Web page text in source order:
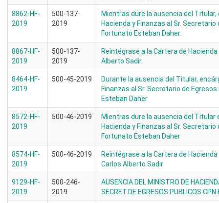
8862-HF-
2019
500-137-
2019
Mientras dure la ausencia del
Hacienda y Finanzas al Sr. Secretario
Fortunato Esteban Daher.
8867-HF-
2019
500-137-
2019
Reintégrase a la Cartera de
Alberto Sadir.
8464-HF-
2019
500-45-2019
Durante la ausencia del Titular,
Finanzas al Sr. Secretario de
Esteban Daher
8572-HF-
2019
500-46-2019
Mientras dure la ausencia del Titular
Hacienda y Finanzas al Sr. Secretario
Fortunato Esteban Daher
8574-HF-
2019
500-46-2019
Reintégrase a la Cartera de
Carlos Alberto Sadir
9129-HF-
2019
500-246-
2019
AUSENCIA DEL MINISTRO DE
SECRET.DE EGRESOS PUBLICOS CPN